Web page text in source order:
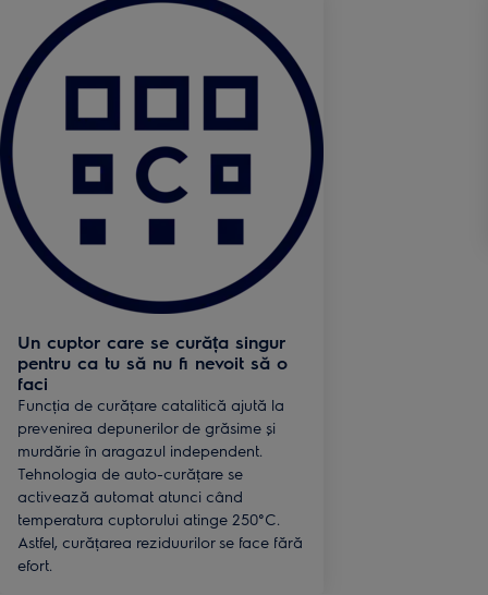
Un cuptor care se curăța singur
pentru ca tu să nu fi nevoit să o
faci
Funcția de curățare catalitică ajută la
prevenirea depunerilor de grăsime și
murdărie în aragazul independent.
Tehnologia de auto-curățare se
activează automat atunci când
temperatura cuptorului atinge 250°C.
Astfel, curățarea reziduurilor se face fără
efort.